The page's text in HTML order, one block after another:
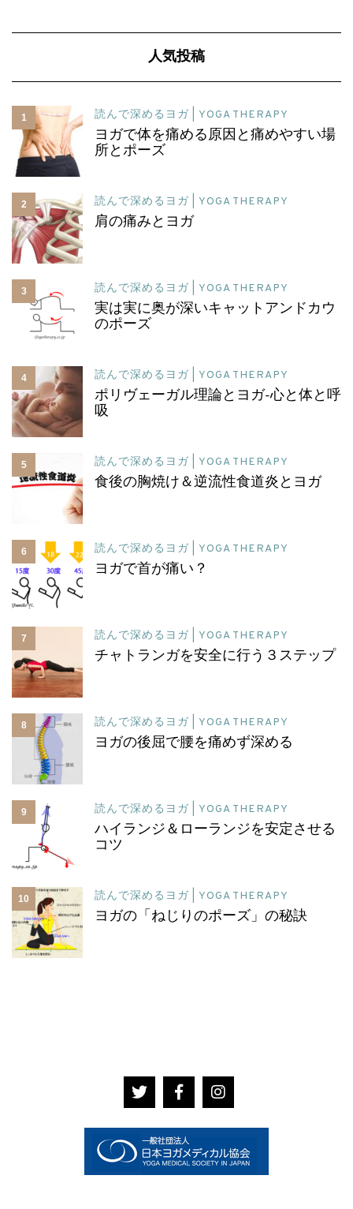
人気投稿
1 読んで深めるヨガ | YOGA THERAPY
ヨガで体を痛める原因と痛めやすい場
所とポーズ
2 読んで深めるヨガ | YOGA THERAPY
肩の痛みとヨガ
3 読んで深めるヨガ | YOGA THERAPY
実は実に奥が深いキャットアンドカウ
のポーズ
4 読んで深めるヨガ | YOGA THERAPY
ポリヴェーガル理論とヨガ-心と体と呼
吸
5 読んで深めるヨガ | YOGA THERAPY
食後の胸焼け＆逆流性食道炎とヨガ
6 読んで深めるヨガ | YOGA THERAPY
ヨガで首が痛い？
7 読んで深めるヨガ | YOGA THERAPY
チャトランガを安全に行う３ステップ
8 読んで深めるヨガ | YOGA THERAPY
ヨガの後屈で腰を痛めず深める
9 読んで深めるヨガ | YOGA THERAPY
ハイランジ＆ローランジを安定させる
コツ
10 読んで深めるヨガ | YOGA THERAPY
ヨガの「ねじりのポーズ」の秘訣